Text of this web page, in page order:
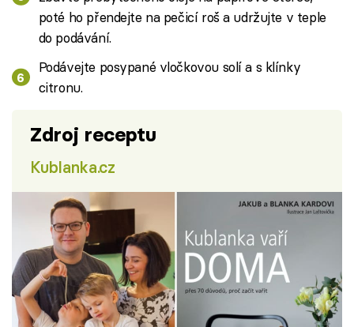
poté ho přendejte na pečicí roš a udržujte v teple
do podávání.
Podávejte posypané vločkovou solí a s klínky
citronu.
Zdroj receptu
Kublanka.cz